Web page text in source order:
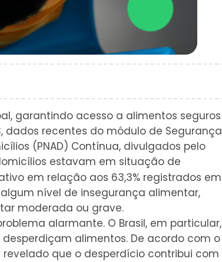
garantindo acesso a alimentos seguros
dados recentes do módulo de Segurança
(PNAD) Contínua, divulgados pelo
estavam em situação de
em relação aos 63,3% registrados em
nível de insegurança alimentar,
moderada ou grave.
alarmante. O Brasil, em particular,
alimentos. De acordo com o
revelado que o desperdício contribui com